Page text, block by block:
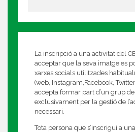
La inscripció a una activitat del
acceptar que la seva imatge es
xarxes socials utilitzades
(web, Instagram,Facebook,
accepta formar part d’un grup
exclusivament per la gestió de
necessari.
Tota persona que s’inscrigui a